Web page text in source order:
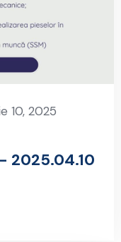
10, 2025
2025.04.10